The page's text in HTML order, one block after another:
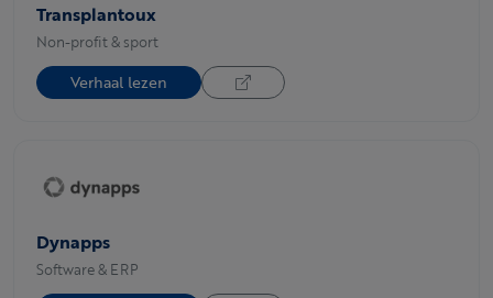
Transplantoux
Non-profit & sport
Verhaal lezen
Dynapps
Software & ERP